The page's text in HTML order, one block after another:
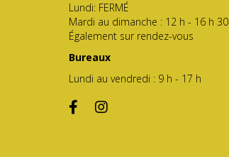
Lundi: FERMÉ
Mardi au dimanche : 12 h - 16 h 30
Également sur rendez-vous
Bureaux
Lundi au vendredi : 9 h - 17 h